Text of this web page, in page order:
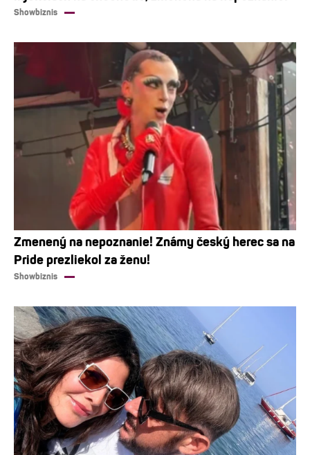
Showbiznis
Zmenený na nepoznanie! Známy český herec sa na
Pride prezliekol za ženu!
Showbiznis